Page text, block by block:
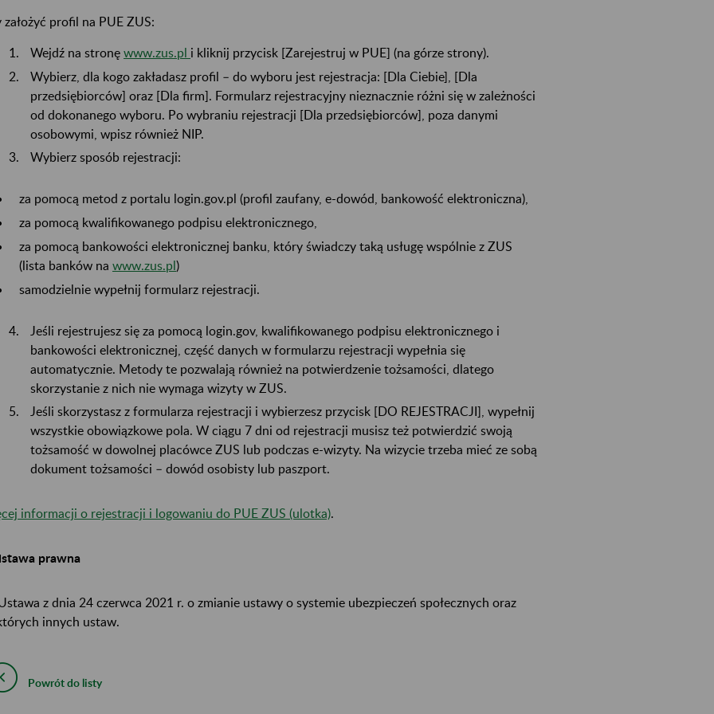
założyć profil na PUE ZUS:
Wejdź na stronę www.zus.pl i kliknij przycisk [Zarejestruj w PUE] (na górze strony).
Wybierz, dla kogo zakładasz profil – do wyboru jest rejestracja: [Dla Ciebie], [Dla
przedsiębiorców] oraz [Dla firm]. Formularz rejestracyjny nieznacznie różni się w zależności
od dokonanego wyboru. Po wybraniu rejestracji [Dla przedsiębiorców], poza danymi
osobowymi, wpisz również NIP.
Wybierz sposób rejestracji:
za pomocą metod z portalu login.gov.pl (profil zaufany, e-dowód, bankowość elektroniczna),
za pomocą kwalifikowanego podpisu elektronicznego,
za pomocą bankowości elektronicznej banku, który świadczy taką usługę wspólnie z ZUS
(lista banków na www.zus.pl)
samodzielnie wypełnij formularz rejestracji.
Jeśli rejestrujesz się za pomocą login.gov, kwalifikowanego podpisu elektronicznego i
bankowości elektronicznej, część danych w formularzu rejestracji wypełnia się
automatycznie. Metody te pozwalają również na potwierdzenie tożsamości, dlatego
skorzystanie z nich nie wymaga wizyty w ZUS.
Jeśli skorzystasz z formularza rejestracji i wybierzesz przycisk [DO REJESTRACJI], wypełnij
wszystkie obowiązkowe pola. W ciągu 7 dni od rejestracji musisz też potwierdzić swoją
tożsamość w dowolnej placówce ZUS lub podczas e-wizyty. Na wizycie trzeba mieć ze sobą
dokument tożsamości – dowód osobisty lub paszport.
informacji o rejestracji i logowaniu do PUE ZUS (ulotka).
prawna
z dnia 24 czerwca 2021 r. o zmianie ustawy o systemie ubezpieczeń społecznych oraz
innych ustaw.
Powrót do listy